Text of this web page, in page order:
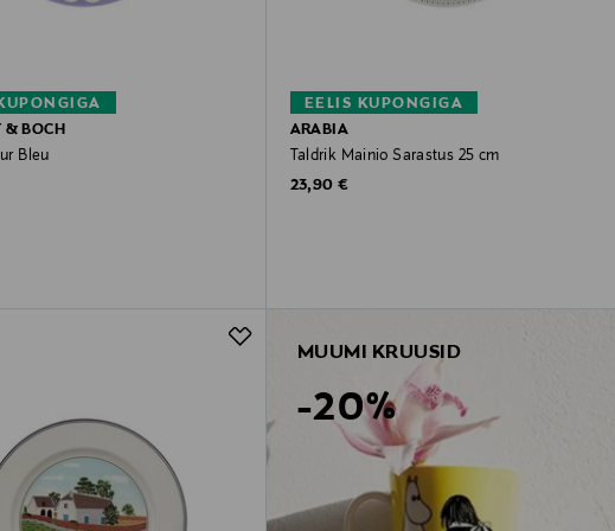
& BOCH
Bleu
EELIS KUPONGIGA
ARABIA
Taldrik Mainio Sarastus 25 cm
Original Price
23,90 €
MUUMI KRUUSID
-20%